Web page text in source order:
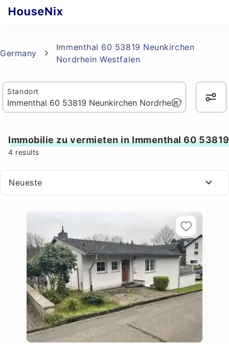
Germany
Immenthal 60 53819 Neunkirchen
Nordrhein Westfalen
Standort
Immobilie zu vermieten in Immenthal 60
4 results
Neueste